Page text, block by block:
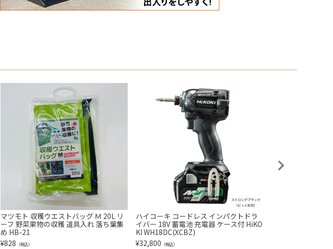
マツモト 収穫ウエストバッグ Ｍ 20L リ
ーフ 野菜果物の収穫 道具入れ 落ち葉集
め HB-21
¥828 （税込）
ハイコーキ コードレス インパクトドラ
イバー 18V 蓄電池 充電器 ケース付 HiKO
KI WH18DC(XCBZ)
¥32,800 （税込）